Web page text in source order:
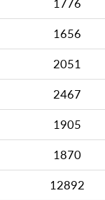
1656
2051
2467
1905
1870
12892